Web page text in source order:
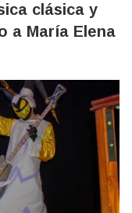
clásica y
a María Elena